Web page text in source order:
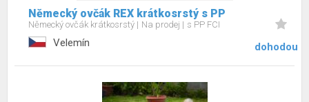
Německý ovčák REX krátkosrstý s PP
Německý ovčák krátkosrstý Na prodej s PP FCI
Velemín dohodou